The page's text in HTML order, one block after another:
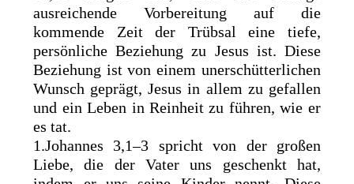
ausreichende Vorbereitung auf die
kommende Zeit der Trübsal eine tiefe,
persönliche Beziehung zu Jesus ist. Diese
Beziehung ist von einem unerschütterlichen
Wunsch geprägt, Jesus in allem zu gefallen
und ein Leben in Reinheit zu führen, wie er
es tat.
1.Johannes 3,1–3 spricht von der großen
Liebe, die der Vater uns geschenkt hat,